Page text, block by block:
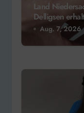
Land
Delligsen
Aug. 7, 2026